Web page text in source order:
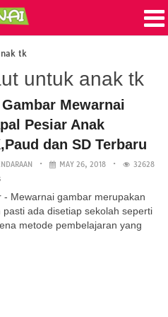
tk
untuk anak tk
Mewarnai
Pesiar Anak
dan SD Terbaru
MAY 26, 2018
32628
Mewarnai gambar merupakan
ada disetiap sekolah seperti
metode pembelajaran yang